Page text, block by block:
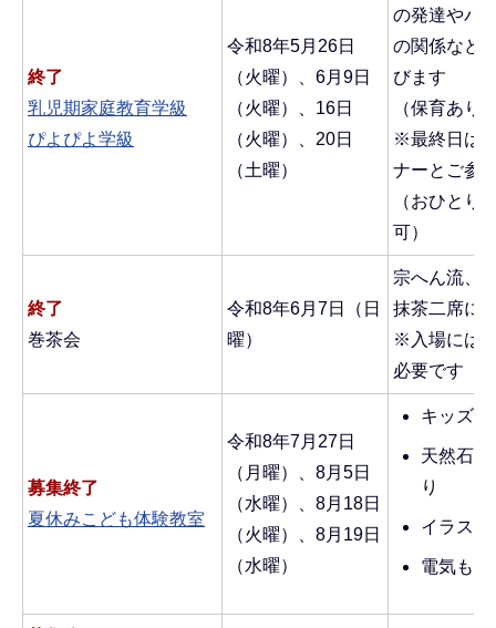
終了
乳児期家庭教育学級
ぴよぴよ学級
令和8年5月26日
（火曜）、6月9日
（火曜）、16日
（火曜）、20日
（土曜）
の発達やパ
の関係など
びます
（保育あり
※最終日は
ナーとご参
（おひとり
可）
終了
巻茶会
令和8年6月7日（日
曜）
宗へん流、
抹茶二席に
※入場には
必要です
募集終了
夏休みこども体験教室
令和8年7月27日
（月曜）、8月5日
（水曜）、8月18日
（火曜）、8月19日
（水曜）
キッズ
天然石
り
イラスト
電気も